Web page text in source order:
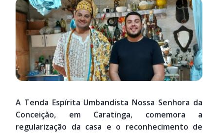
A Tenda Espírita Umbandista Nossa Senhora da
Conceição, em Caratinga, comemora a
regularização da casa e o reconhecimento de